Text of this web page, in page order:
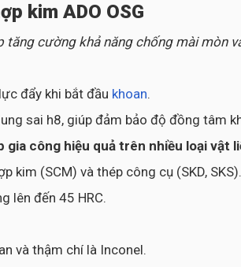
kim ADO OSG
cường khả năng chống mài mòn
đẩy khi bắt đầu khoan.
sai h8, giúp đảm bảo độ đồng tâm
gia công hiệu quả trên nhiều loại vật
kim (SCM) và thép công cụ (SKD, SKS).
lên đến 45 HRC.
và thậm chí là Inconel.